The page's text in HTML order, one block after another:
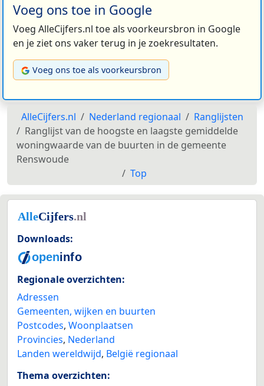
Voeg ons toe in Google
Voeg AlleCijfers.nl toe als voorkeursbron in Google
en je ziet ons vaker terug in je zoekresultaten.
Voeg ons toe als voorkeursbron
AlleCijfers.nl Nederland regionaal
Ranglijsten
Ranglijst van de hoogste en laagste gemiddelde
woningwaarde van de buurten in de gemeente
Renswoude
Top
Downloads:
Regionale overzichten:
Adressen
Gemeenten, wijken en buurten
Postcodes, Woonplaatsen
Provincies, Nederland
Landen wereldwijd, België regionaal
Thema overzichten: